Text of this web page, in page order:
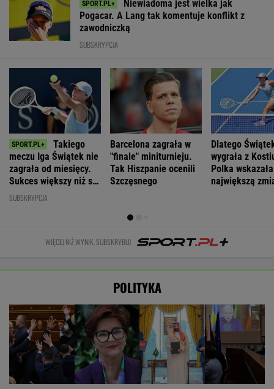
Niewiadoma jest wielka jak
Pogacar. A Lang tak komentuje konflikt z
zawodniczką
SUBSKRYPCJA
Takiego
meczu Iga Świątek nie
zagrała od miesięcy.
Sukces większy niż się
wydaje
SUBSKRYPCJA
Barcelona zagrała w
"finale" miniturnieju.
Tak Hiszpanie ocenili
Szczęsnego
Dlatego
wygrała z
Polka wskazała
największą
WIĘCEJ NIŻ WYNIK. SUBSKRYBUJ
POLITYKA